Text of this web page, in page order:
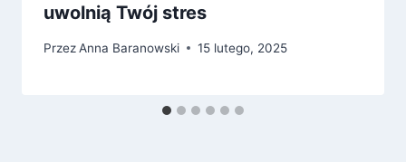
uwolnią Twój stres
PrzezAnna Baranowski 15 lutego, 2025